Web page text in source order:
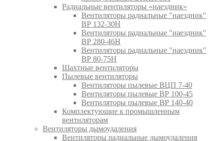
Радиальные вентиляторы «наездник»
Вентиляторы радиальные "наездник"
ВР 132-30Н
Вентиляторы радиальные "наездник"
ВР 280-46Н
Вентиляторы радиальные "наездник"
ВР 80-75Н
Шахтные вентиляторы
Пылевые вентиляторы
Вентиляторы пылевые ВЦП 7-40
Вентиляторы пылевые ВР 100-45
Вентиляторы пылевые ВР 140-40
Комплектующие к промышленным
вентиляторам
Вентиляторы дымоудаления
Вентиляторы радиальные дымоудаления